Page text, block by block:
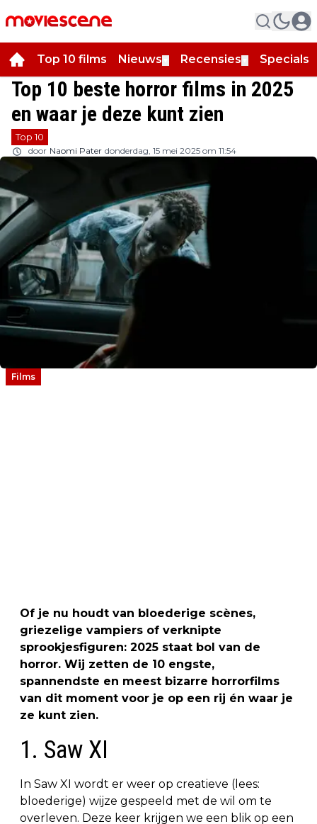
Top 10 films Nieuws Recensies Specials
Top 10 beste horror films in 2025
en waar je deze kunt zien
Top 10
door Naomi Pater donderdag, 15 mei 2025 om 11:54
Films
Of je nu houdt van bloederige scènes,
griezelige vampiers of verknipte
sprookjesfiguren: 2025 staat bol van de
horror. Wij zetten de 10 engste,
spannendste en meest bizarre horrorfilms
van dit moment voor je op een rij én waar je
ze kunt zien.
1. Saw XI
In Saw XI wordt er weer op creatieve (lees:
bloederige) wijze gespeeld met de wil om te
overleven. Deze keer krijgen we een blik op een